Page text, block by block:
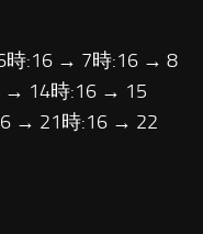
:16 → 7時:16 → 8
→ 14時:16 → 15
→ 21時:16 → 22